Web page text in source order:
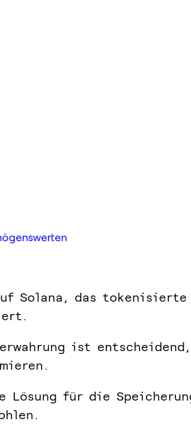
Solana, das tokenisierte
ist entscheidend,
Lösung für die